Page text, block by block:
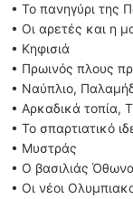
• Το πανηγύρι της
• Οι αρετές και η
• Κηφισιά
• Πρωινός πλους
• Ναύπλιο,
• Αρκαδικά τοπία,
• Το σπαρτιατικό
• Μυστράς
• Ο βασιλιάς
• Οι νέοι